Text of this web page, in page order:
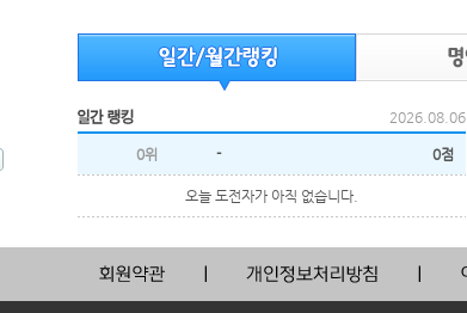
2026.08.06
0위 - 0점
오늘 도전자가 아직 없습니다.